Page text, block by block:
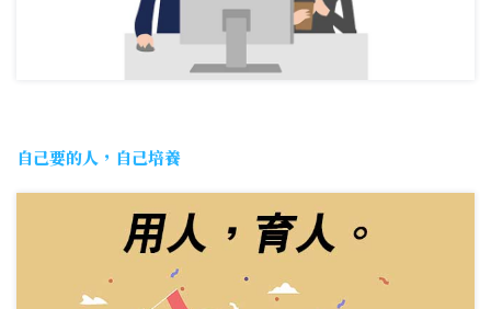
自己要的人，自己培養